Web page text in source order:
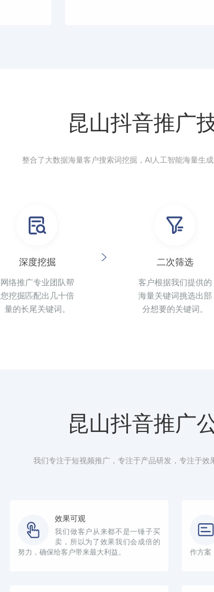
昆山抖音推广
整合了大数据海量客户搜索词挖掘，AI人工智能海量生
深度挖掘
网络推广专业团队帮
您挖掘匹配出几十倍
量的长尾关键词。
二次筛选
客户根据我们提供的
海量关键词挑选出部
分想要的关键词。
昆山抖音推广
我们专注于短视频推广，专注于产品研发，专注于效
效果可观
我们做客户从来都不是一锤子买
卖，所以为了效果我们会成倍的
努力，确保给客户带来最大利益。
作方案